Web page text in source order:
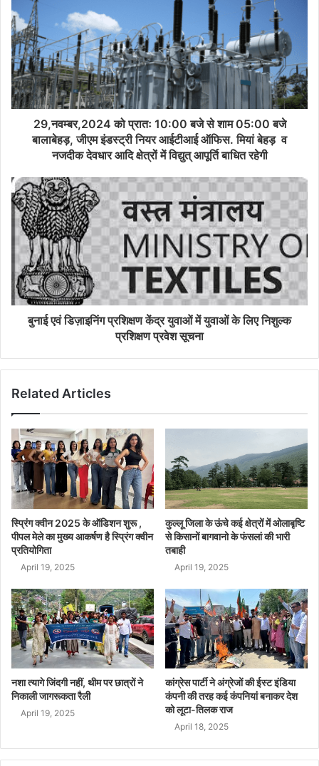
29,नवम्बर,2024 को प्रातः 10:00 बजे से शाम 05:00 बजे
बालाबेहड़, जीएम इंडस्ट्री नियर आईटीआई ऑफिस. मियां बेहड़ व
नजदीक देवधार आदि क्षेत्रों में विद्युत् आपूर्ति बाधित रहेगी
बुनाई एवं डिज़ाइनिंग प्रशिक्षण केंद्र युवाओं में युवाओं के लिए निशुल्क
प्रशिक्षण प्रवेश सूचना
Related Articles
स्प्रिंग क्वीन 2025 के ऑडिशन शुरू ,
पीपल मेले का मुख्य आकर्षण है स्प्रिंग क्वीन
प्रतियोगिता
April 19, 2025
कुल्लू जिला के ऊंचे कई क्षेत्रों में ओलाबृष्टि
से किसानों बागवानो के फंसलां की भारी
तबाही
April 19, 2025
नशा त्यागे जिंदगी नहीं, थीम पर छात्रों ने
निकाली जागरूकता रैली
April 19, 2025
कांग्रेस पार्टी ने अंग्रेजों की ईस्ट इंडिया
कंपनी की तरह कई कंपनियां बनाकर देश
को लूटा-तिलक राज
April 18, 2025